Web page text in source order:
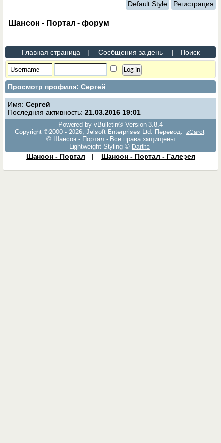
Default Style Регистрация
Шансон - Портал - форум
Главная страница | Сообщения за день | Поиск
Просмотр профиля: Сергей
Имя:Сергей
Последняя активность: 21.03.2016 19:01
Powered by vBulletin® Version 3.8.4
Copyright ©2000 - 2026, Jelsoft Enterprises Ltd. Перевод:
zCarot
© Шансон - Портал - Все права защищены
Lightweight Styling © Dartho
Шансон - Портал | Шансон - Портал - Галерея